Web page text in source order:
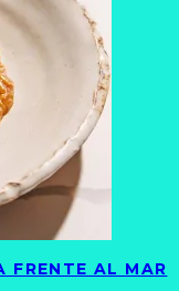
FRENTE AL MAR